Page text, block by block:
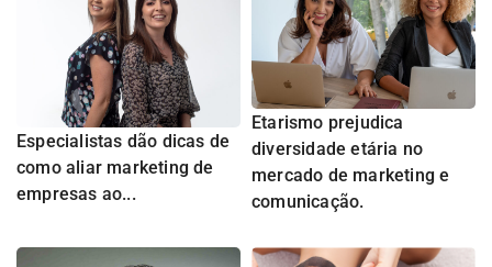
Especialistas dão dicas de
como aliar marketing de
empresas ao...
Etarismo prejudica
diversidade etária no
mercado de marketing e
comunicação.